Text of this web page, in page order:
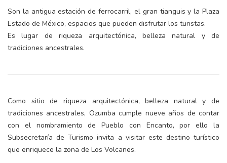
Son la antigua estación de ferrocarril, el gran tianguis y la Plaza
Estado de México, espacios que pueden disfrutar los turistas.
Es lugar de riqueza arquitectónica, belleza natural y de
tradiciones ancestrales.
Como sitio de riqueza arquitectónica, belleza natural y de
tradiciones ancestrales, Ozumba cumple nueve años de contar
con el nombramiento de Pueblo con Encanto, por ello la
Subsecretaría de Turismo invita a visitar este destino turístico
que enriquece la zona de Los Volcanes.